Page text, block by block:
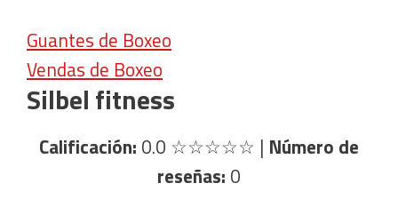
Guantes de Boxeo
Vendas de Boxeo
Silbel fitness
Calificación: 0.0 ☆☆☆☆☆ | Número de
reseñas: 0